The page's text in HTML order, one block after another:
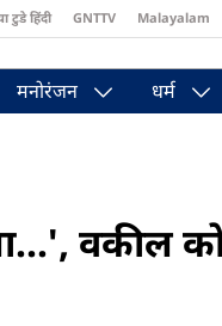
टुडे हिंदी GNTTV Malayalam
मनोरंजन धर्म